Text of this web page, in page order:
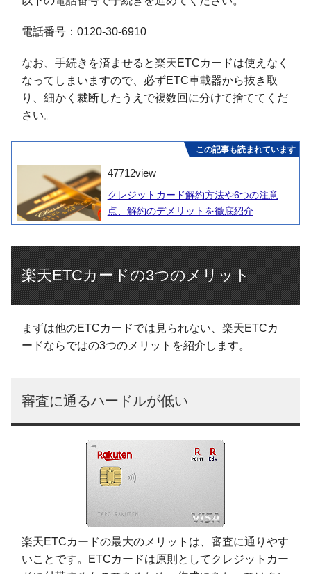
電話番号：0120-30-6910
なお、手続きを済ませると楽天ETCカードは使えなく
なってしまいますので、必ずETC車載器から抜き取
り、細かく裁断したうえで複数回に分けて捨ててくだ
さい。
この記事も読まれています
47712view
クレジットカード解約方法や6つの注意
点、解約のデメリットを徹底紹介
楽天ETCカードの3つのメリット
まずは他のETCカードでは見られない、楽天ETCカ
ードならではの3つのメリットを紹介します。
審査に通るハードルが低い
楽天ETCカードの最大のメリットは、審査に通りやす
いことです。ETCカードは原則としてクレジットカー